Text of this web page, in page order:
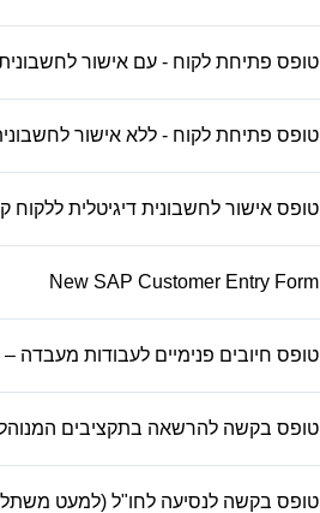
טופס פתיחת לקוח - עם אישור לחשבונית
טופס פתיחת לקוח - ללא אישור
טופס אישור לחשבונית דיגיטלית ללקוח
New SAP Customer Entry Form
טופס חיובים פנימיים לעבודות מעבדה
טופס בקשה להרשאה בתקציבים
טופס בקשה לנסיעה לחו"ל (למעט